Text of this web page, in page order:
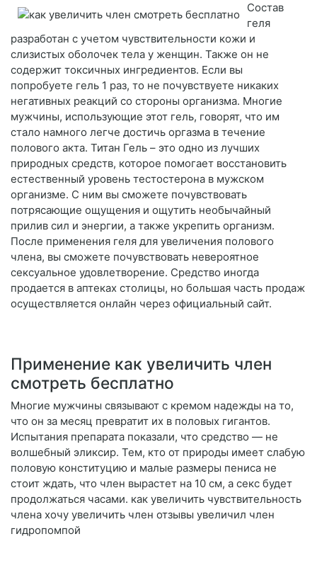
Состав
геля
разработан с учетом чувствительности кожи и
слизистых оболочек тела у женщин. Также он не
содержит токсичных ингредиентов. Если вы
попробуете гель 1 раз, то не почувствуете никаких
негативных реакций со стороны организма. Многие
мужчины, использующие этот гель, говорят, что им
стало намного легче достичь оргазма в течение
полового акта. Титан Гель – это одно из лучших
природных средств, которое помогает восстановить
естественный уровень тестостерона в мужском
организме. С ним вы сможете почувствовать
потрясающие ощущения и ощутить необычайный
прилив сил и энергии, а также укрепить организм.
После применения геля для увеличения полового
члена, вы сможете почувствовать невероятное
сексуальное удовлетворение. Средство иногда
продается в аптеках столицы, но большая часть продаж
осуществляется онлайн через официальный сайт.
Применение как увеличить член
смотреть бесплатно
Многие мужчины связывают с кремом надежды на то,
что он за месяц превратит их в половых гигантов.
Испытания препарата показали, что средство — не
волшебный эликсир. Тем, кто от природы имеет слабую
половую конституцию и малые размеры пениса не
стоит ждать, что член вырастет на 10 см, а секс будет
продолжаться часами. как увеличить чувствительность
члена хочу увеличить член отзывы увеличил член
гидропомпой